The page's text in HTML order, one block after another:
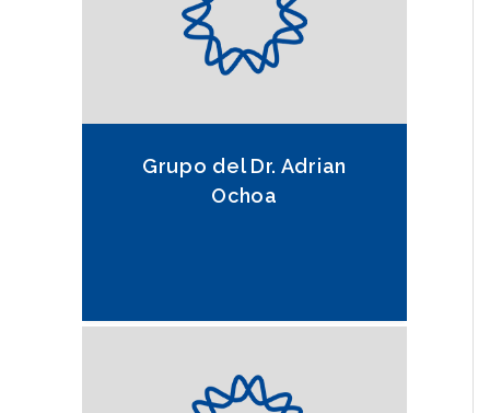
Grupo del Dr. Adrian
Ochoa